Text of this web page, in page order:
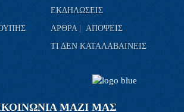
ΕΚΔΗΛΩΣΕΙΣ
ΑΡΘΡΑ | ΑΠΟΨΕΙΣ
ΤΙ ΔΕΝ ΚΑΤΑΛΑΒΑΙΝΕΙΣ
ΜΑΖΙ ΜΑΣ